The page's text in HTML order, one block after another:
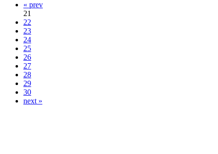
« prev
21
22
23
24
25
26
27
28
29
30
next »